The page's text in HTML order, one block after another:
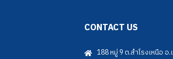
CONTACT US
188 หมู่ 9 ต.สำโรงเหนือ